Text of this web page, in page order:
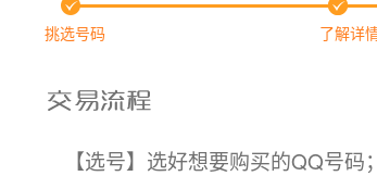
挑选号码 了解详
【选号】选好想要购买的QQ号码；